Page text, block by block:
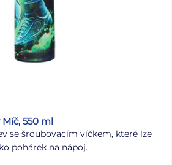
550 ml
se šroubovacím víčkem, které lze
pohárek na nápoj.